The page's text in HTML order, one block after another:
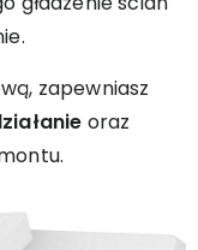
zapewniasz
oraz